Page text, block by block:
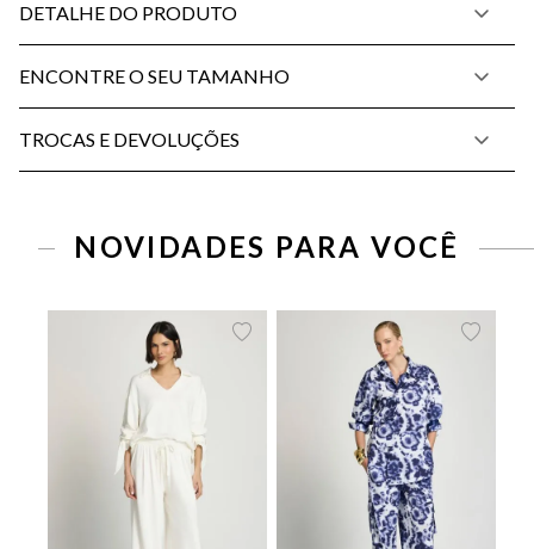
DETALHE DO PRODUTO
ENCONTRE O SEU TAMANHO
TROCAS E DEVOLUÇÕES
NOVIDADES PARA VOCÊ
G